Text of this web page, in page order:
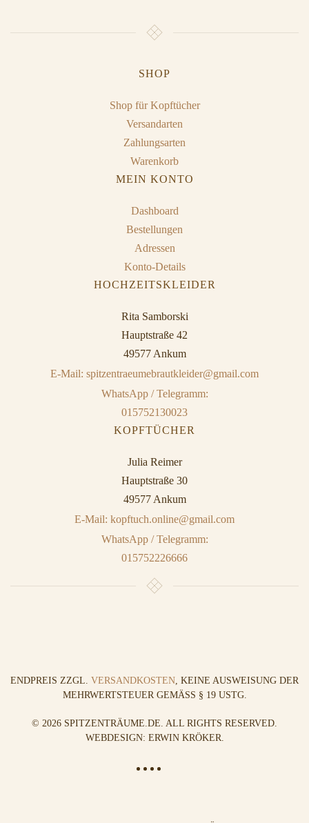
SHOP
Shop für Kopftücher
Versandarten
Zahlungsarten
Warenkorb
MEIN KONTO
Dashboard
Bestellungen
Adressen
Konto-Details
HOCHZEITSKLEIDER
Rita Samborski
Hauptstraße 42
49577 Ankum
E-Mail: spitzentraeumebrautkleider@gmail.com
WhatsApp / Telegramm:
015752130023
KOPFTÜCHER
Julia Reimer
Hauptstraße 30
49577 Ankum
E-Mail: kopftuch.online@gmail.com
WhatsApp / Telegramm:
015752226666
ENDPREIS ZZGL. VERSANDKOSTEN, KEINE AUSWEISUNG DER
MEHRWERTSTEUER GEMÄSS § 19 USTG.
© 2026 SPITZENTRÄUME.DE. ALL RIGHTS RESERVED.
WEBDESIGN: ERWIN KRÖKER.